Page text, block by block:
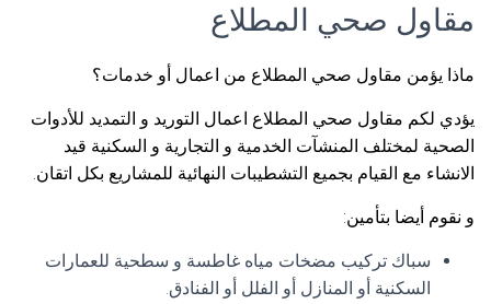
مقاول صحي المطلاع
ماذا يؤمن مقاول صحي المطلاع من اعمال أو خدمات؟
يؤدي لكم مقاول صحي المطلاع اعمال التوريد و التمديد للأدوات
الصحية لمختلف المنشآت الخدمية و التجارية و السكنية قيد
الانشاء مع القيام بجميع التشطيبات النهائية للمشاريع بكل اتقان.
و نقوم أيضا بتأمين:
سباك تركيب مضخات مياه غاطسة و سطحية للعمارات
السكنية أو المنازل أو الفلل أو الفنادق.